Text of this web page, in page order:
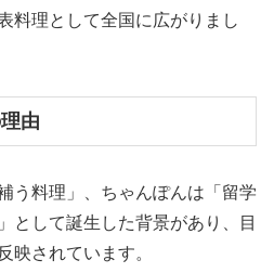
料理として全国に広がりまし
由
う料理」、ちゃんぽんは「留学
として誕生した背景があり、目
映されています。